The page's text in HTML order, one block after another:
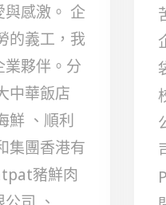
與感激。 企
的義工，我
夥伴。分
中華飯店
鮮 、順利
集團香港有
豬鮮肉